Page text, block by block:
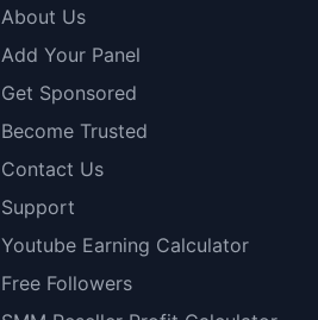
About Us
Add Your Panel
Get Sponsored
Become Trusted
Contact Us
Support
Youtube Earning Calculator
Free Followers